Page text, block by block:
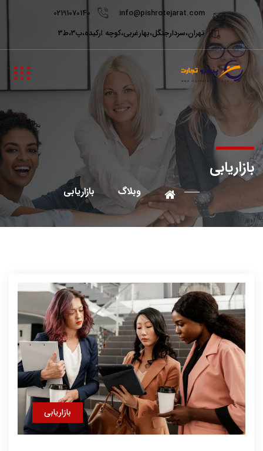
info@pishrotejarat.com
02191070140
تهران،سردارجنگل،بهارغربی،کوچه ارکیده،پ3،ط3
بازاریابی
وبلاگ بازاریابی
بازاریابی